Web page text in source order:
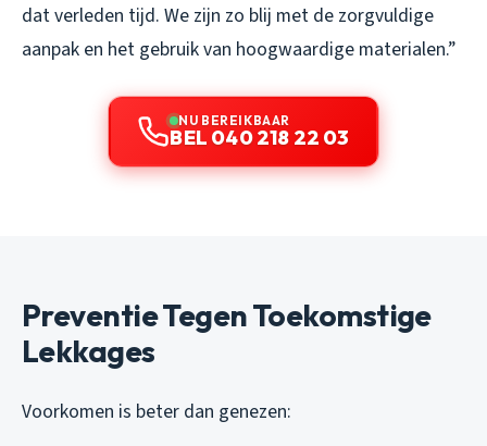
dat verleden tijd. We zijn zo blij met de zorgvuldige
aanpak en het gebruik van hoogwaardige materialen.”
NU BEREIKBAAR
BEL 040 218 22 03
Preventie Tegen Toekomstige
Lekkages
Voorkomen is beter dan genezen: